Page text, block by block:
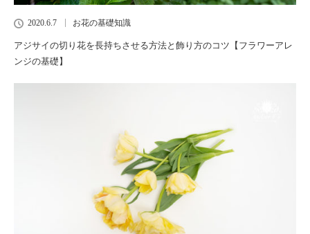
2020.6.7 お花の基礎知識
アジサイの切り花を長持ちさせる方法と飾り方のコツ【フラワーアレ
ンジの基礎】